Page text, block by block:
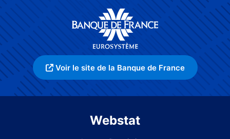
Voir le site de la Banque de France
Webstat